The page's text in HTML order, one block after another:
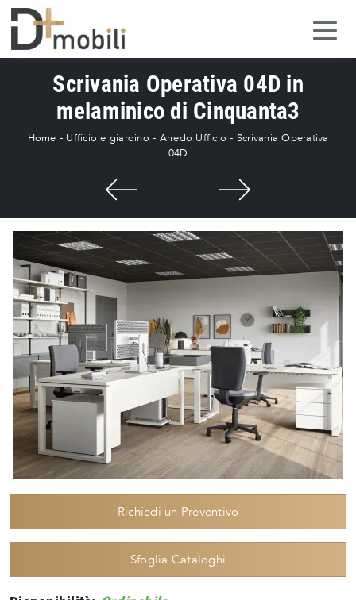
Scrivania Operativa 04D in
melaminico di Cinquanta3
Home - Ufficio e giardino - Arredo Ufficio - Scrivania Operativa
04D
Richiedi un Preventivo
Sfoglia Cataloghi